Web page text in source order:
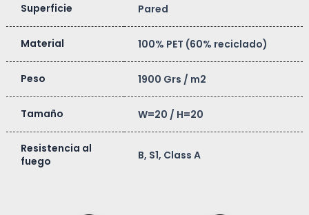
Superficie Pared
Material 100% PET (60% reciclado)
Peso 1900 Grs / m2
Tamaño W=20 / H=20
Resistencia al
fuego
B, S1, Class A